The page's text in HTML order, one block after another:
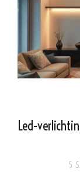
Led-
5